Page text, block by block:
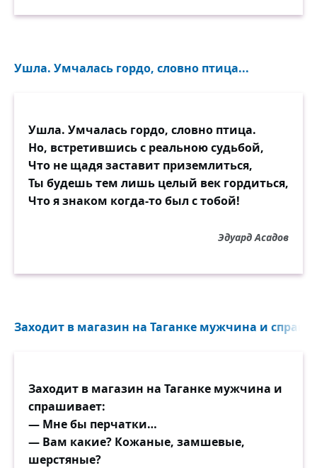
Ушла. Умчалась гордо, словно птица...
Ушла. Умчалась гордо, словно птица.
Но, встретившись с реальною судьбой,
Что не щадя заставит приземлиться,
Ты будешь тем лишь целый век гордиться,
Что я знаком когда-то был с тобой!
Эдуард Асадов
Заходит в магазин на Таганке мужчина и
Заходит в магазин на Таганке мужчина и
спрашивает:
— Мне бы перчатки…
— Вам какие? Кожаные, замшевые,
шерстяные?